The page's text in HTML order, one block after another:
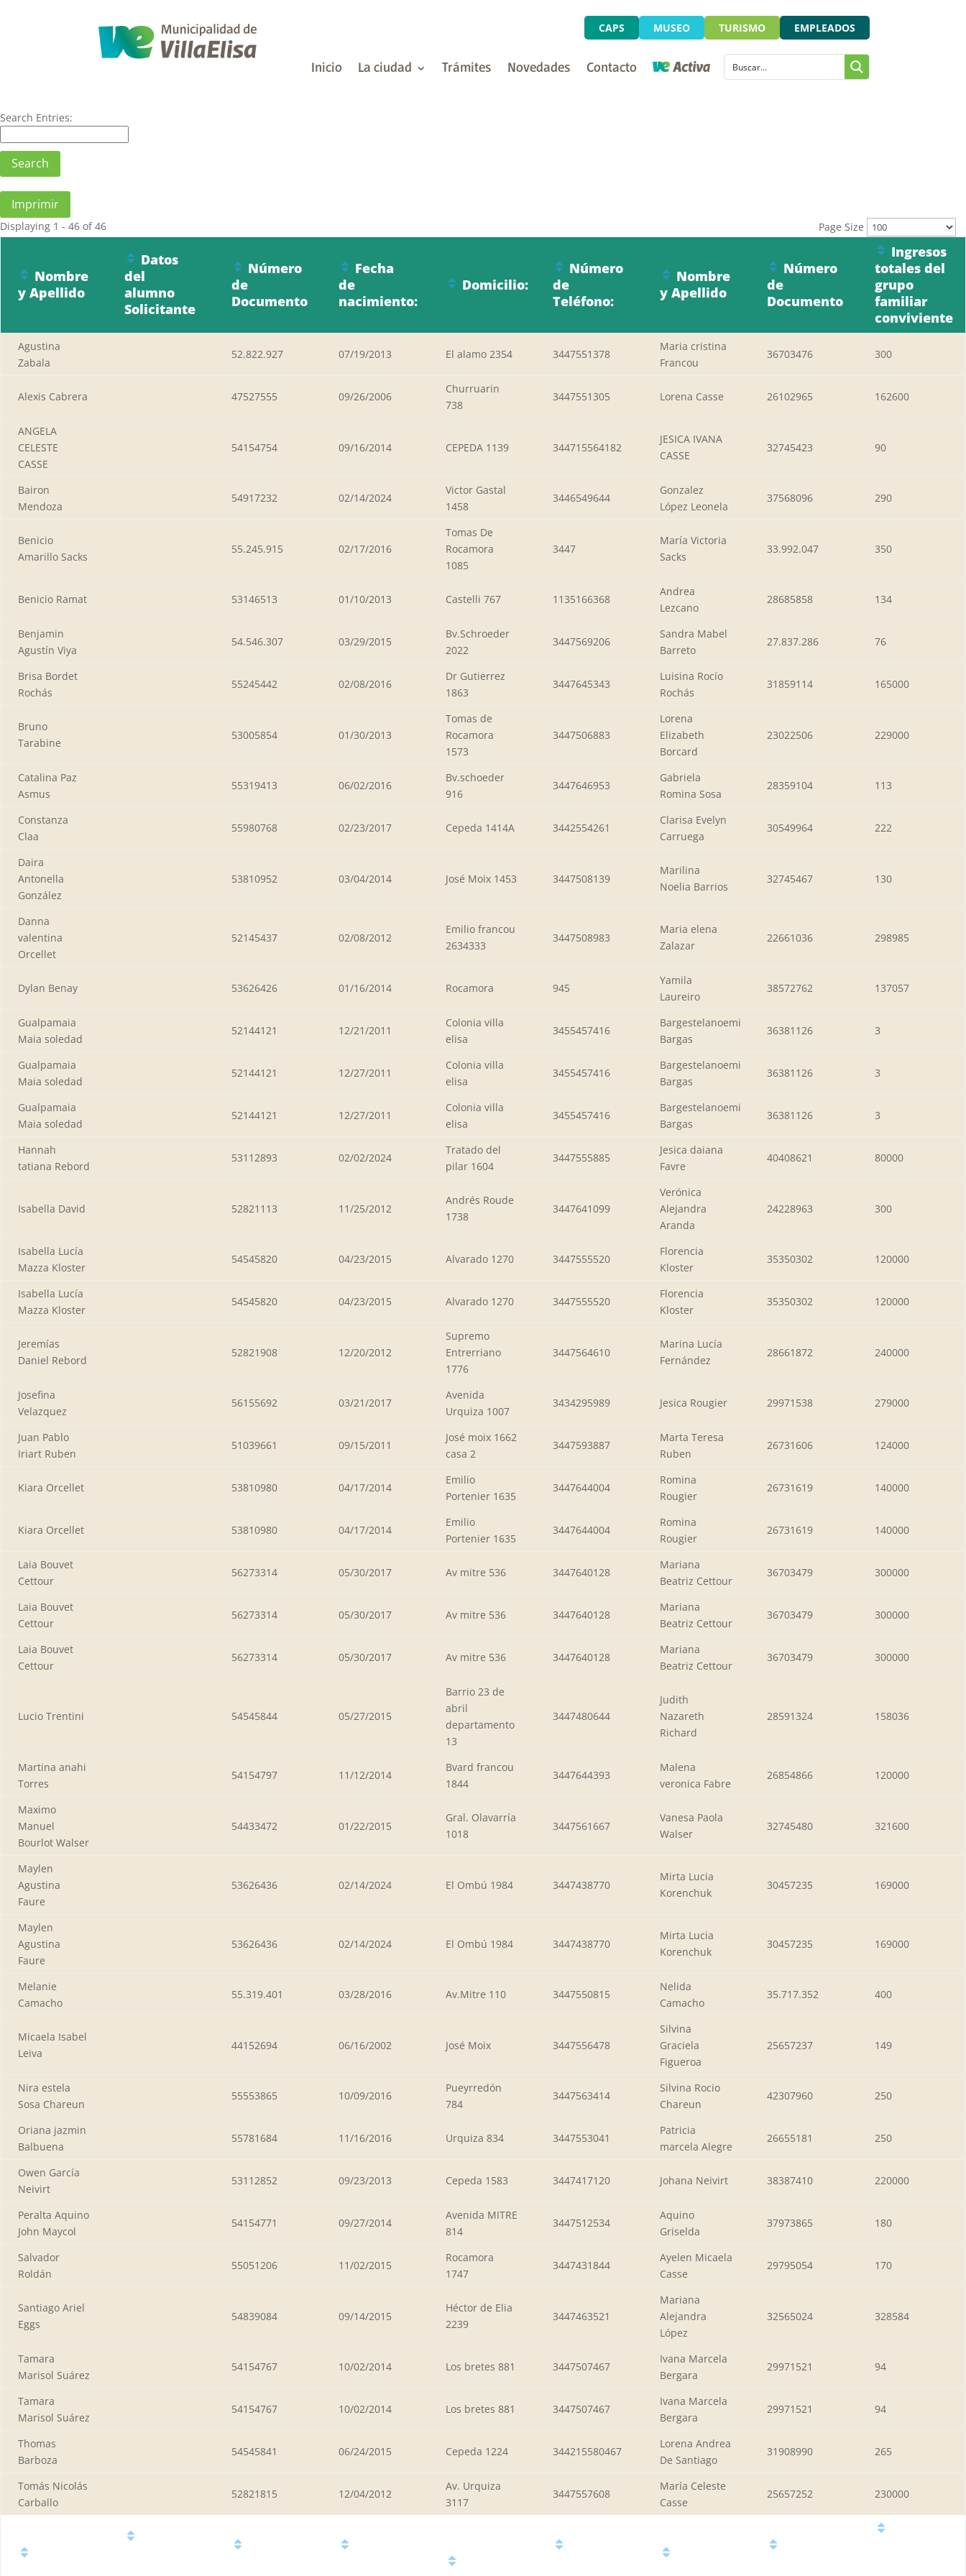
CAPS MUSEO TURISMO EMPLEADOS
Inicio La ciudad Trámites Novedades Contacto
Search Entries:
Imprimir
Displaying 1 - 46 of 46 Page Size
Nombre
y Apellido
Datos
del
alumno
Solicitante
Número
de
Documento
Fecha
de
nacimiento:
Domicilio:
Número
de
Teléfono:
Nombre
y Apellido
Número
de
Documento
Ingresos
totales del
grupo
familiar
conviviente
Agustina
Zabala
52.822.927 07/19/2013 El alamo 2354 3447551378
Maria cristina
Francou
36703476 300
Alexis Cabrera 47527555 09/26/2006
Churruarin
738
3447551305 Lorena Casse 26102965 162600
ANGELA
CELESTE
CASSE
54154754 09/16/2014 CEPEDA 1139 344715564182
JESICA IVANA
CASSE
32745423 90
Bairon
Mendoza
54917232 02/14/2024
Victor Gastal
1458
3446549644
Gonzalez
López Leonela
37568096 290
Benicio
Amarillo Sacks
55.245.915 02/17/2016
Tomas De
Rocamora
1085
3447
María Victoria
Sacks
33.992.047 350
Benicio Ramat 53146513 01/10/2013 Castelli 767 1135166368
Andrea
Lezcano
28685858 134
Benjamin
Agustín Viya
54.546.307 03/29/2015
Bv.Schroeder
2022
3447569206
Sandra Mabel
Barreto
27.837.286 76
Brisa Bordet
Rochás
55245442 02/08/2016
Dr Gutierrez
1863
3447645343
Luisina Rocío
Rochás
31859114 165000
Bruno
Tarabine
53005854 01/30/2013
Tomas de
Rocamora
1573
3447506883
Lorena
Elizabeth
Borcard
23022506 229000
Catalina Paz
Asmus
55319413 06/02/2016
Bv.schoeder
916
3447646953
Gabriela
Romina Sosa
28359104 113
Constanza
Claa
55980768 02/23/2017 Cepeda 1414A 3442554261
Clarisa Evelyn
Carruega
30549964 222
Daira
Antonella
González
53810952 03/04/2014 José Moix 1453 3447508139
Marilina
Noelia Barrios
32745467 130
Danna
valentina
Orcellet
52145437 02/08/2012
Emilio francou
2634333
3447508983
Maria elena
Zalazar
22661036 298985
Dylan Benay 53626426 01/16/2014 Rocamora 945
Yamila
Laureiro
38572762 137057
Gualpamaia
Maia soledad
52144121 12/21/2011
Colonia villa
elisa
3455457416
Bargestelanoemi
Bargas
36381126 3
Gualpamaia
Maia soledad
52144121 12/27/2011
Colonia villa
elisa
3455457416
Bargestelanoemi
Bargas
36381126 3
Gualpamaia
Maia soledad
52144121 12/27/2011
Colonia villa
elisa
3455457416
Bargestelanoemi
Bargas
36381126 3
Hannah
tatiana Rebord
53112893 02/02/2024
Tratado del
pilar 1604
3447555885
Jesica daiana
Favre
40408621 80000
Isabella David 52821113 11/25/2012
Andrés Roude
1738
3447641099
Verónica
Alejandra
Aranda
24228963 300
Isabella Lucía
Mazza Kloster
54545820 04/23/2015 Alvarado 1270 3447555520
Florencia
Kloster
35350302 120000
Isabella Lucía
Mazza Kloster
54545820 04/23/2015 Alvarado 1270 3447555520
Florencia
Kloster
35350302 120000
Jeremías
Daniel Rebord
52821908 12/20/2012
Supremo
Entrerriano
1776
3447564610
Marina Lucía
Fernández
28661872 240000
Josefina
Velazquez
56155692 03/21/2017
Avenida
Urquiza 1007
3434295989 Jesica Rougier 29971538 279000
Juan Pablo
Iriart Ruben
51039661 09/15/2011
José moix 1662
casa 2
3447593887
Marta Teresa
Ruben
26731606 124000
Kiara Orcellet 53810980 04/17/2014
Emilio
Portenier 1635
3447644004
Romina
Rougier
26731619 140000
Kiara Orcellet 53810980 04/17/2014
Emilio
Portenier 1635
3447644004
Romina
Rougier
26731619 140000
Laia Bouvet
Cettour
56273314 05/30/2017 Av mitre 536 3447640128
Mariana
Beatriz Cettour
36703479 300000
Laia Bouvet
Cettour
56273314 05/30/2017 Av mitre 536 3447640128
Mariana
Beatriz Cettour
36703479 300000
Laia Bouvet
Cettour
56273314 05/30/2017 Av mitre 536 3447640128
Mariana
Beatriz Cettour
36703479 300000
Lucio Trentini 54545844 05/27/2015
Barrio 23 de
abril
departamento
13
3447480644
Judith
Nazareth
Richard
28591324 158036
Martina anahi
Torres
54154797 11/12/2014
Bvard francou
1844
3447644393
Malena
veronica Fabre
26854866 120000
Maximo
Manuel
Bourlot Walser
54433472 01/22/2015
Gral. Olavarría
1018
3447561667
Vanesa Paola
Walser
32745480 321600
Maylen
Agustina
Faure
53626436 02/14/2024 El Ombú 1984 3447438770
Mirta Lucia
Korenchuk
30457235 169000
Maylen
Agustina
Faure
53626436 02/14/2024 El Ombú 1984 3447438770
Mirta Lucia
Korenchuk
30457235 169000
Melanie
Camacho
55.319.401 03/28/2016 Av.Mitre 110 3447550815
Nelida
Camacho
35.717.352 400
Micaela Isabel
Leiva
44152694 06/16/2002 José Moix 3447556478
Silvina
Graciela
Figueroa
25657237 149
Nira estela
Sosa Chareun
55553865 10/09/2016
Pueyrredón
784
3447563414
Silvina Rocio
Chareun
42307960 250
Oriana jazmin
Balbuena
55781684 11/16/2016 Urquiza 834 3447553041
Patricia
marcela Alegre
26655181 250
Owen García
Neivirt
53112852 09/23/2013 Cepeda 1583 3447417120 Johana Neivirt 38387410 220000
Peralta Aquino
John Maycol
54154771 09/27/2014
Avenida MITRE
814
3447512534
Aquino
Griselda
37973865 180
Salvador
Roldán
55051206 11/02/2015
Rocamora
1747
3447431844
Ayelen Micaela
Casse
29795054 170
Santiago Ariel
Eggs
54839084 09/14/2015
Héctor de Elia
2239
3447463521
Mariana
Alejandra
López
32565024 328584
Tamara
Marisol Suárez
54154767 10/02/2014 Los bretes 881 3447507467
Ivana Marcela
Bergara
29971521 94
Tamara
Marisol Suárez
54154767 10/02/2014 Los bretes 881 3447507467
Ivana Marcela
Bergara
29971521 94
Thomas
Barboza
54545841 06/24/2015 Cepeda 1224 344215580467
Lorena Andrea
De Santiago
31908990 265
Tomás Nicolás
Carballo
52821815 12/04/2012
Av. Urquiza
3117
3447557608
María Celeste
Casse
25657252 230000